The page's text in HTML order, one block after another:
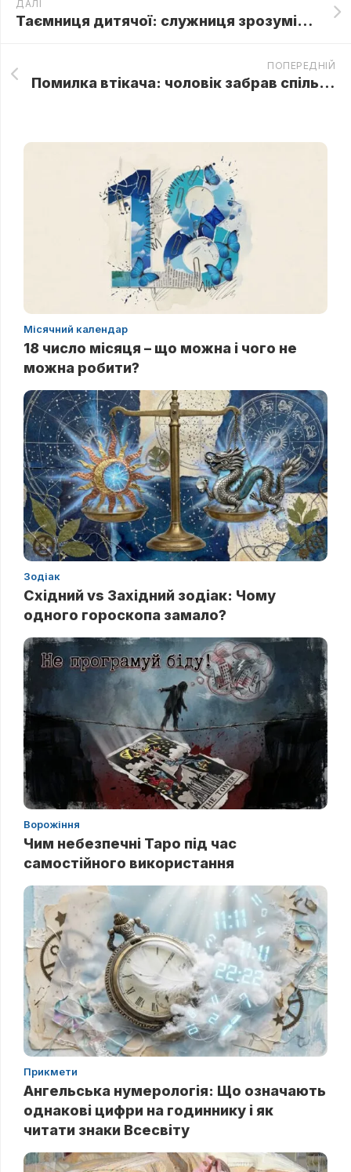
ДАЛІ
Таємниця дитячої: служниця зрозуміла причину хвороби спадкоємця
ПОПЕРЕДНІЙ
Помилка втікача: чоловік забрав спільні гроші, але одна кнопка в телефоні дружини позбавила його доступу до найважливішого
Місячний календар
18 число місяця – що можна і чого не
можна робити?
Зодіак
Східний vs Західний зодіак: Чому
одного гороскопа замало?
Ворожіння
Чим небезпечні Таро під час
самостійного використання
Прикмети
Ангельська нумерологія: Що означають
однакові цифри на годиннику і як
читати знаки Всесвіту